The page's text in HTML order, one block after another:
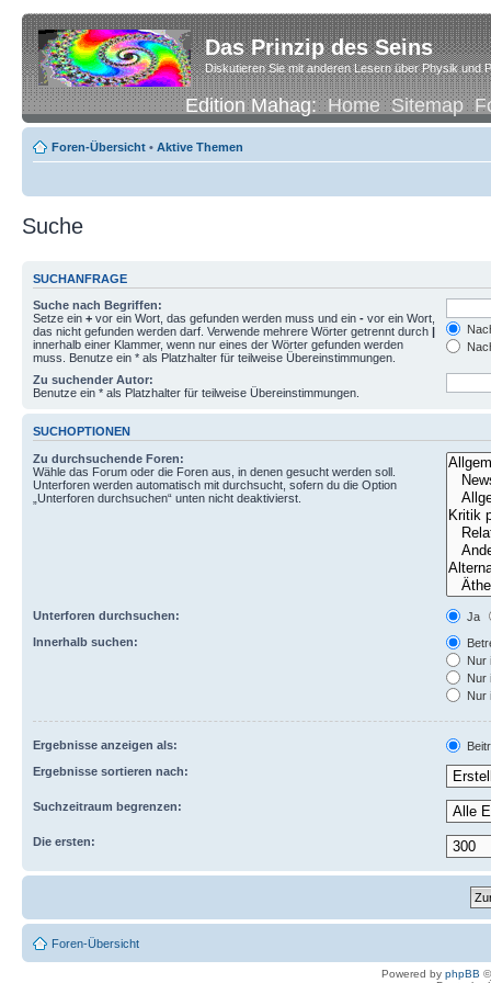
Das Prinzip des Seins
Diskutieren Sie mit anderen Lesern über Physik und
Edition Mahag:Home Sitemap
Foren-Übersicht • Aktive Themen
Suche
SUCHANFRAGE
Suche nach Begriffen:
Setze ein + vor ein Wort, das gefunden werden muss und ein - vor ein Wort,
das nicht gefunden werden darf. Verwende mehrere Wörter getrennt durch |
innerhalb einer Klammer, wenn nur eines der Wörter gefunden werden
muss. Benutze ein * als Platzhalter für teilweise Übereinstimmungen.
Zu suchender Autor:
Benutze ein * als Platzhalter für teilweise Übereinstimmungen.
SUCHOPTIONEN
Zu durchsuchende Foren:
Wähle das Forum oder die Foren aus, in denen gesucht werden soll.
Unterforen werden automatisch mit durchsucht, sofern du die Option
„Unterforen durchsuchen“ unten nicht deaktivierst.
Unterforen durchsuchen:
Ja
Innerhalb suchen:
Nur
Nur
Nur
Ergebnisse anzeigen als:
Ergebnisse sortieren nach:
Suchzeitraum begrenzen:
Die ersten:
Foren-Übersicht
Powered by phpBB